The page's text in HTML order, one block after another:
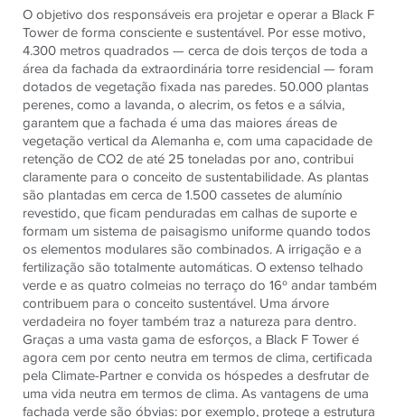
O objetivo dos responsáveis ​​​​era projetar e operar a Black F
Tower de forma consciente e sustentável. Por esse motivo,
4.300 metros quadrados — cerca de dois terços de toda a
área da fachada da extraordinária torre residencial — foram
dotados de vegetação fixada nas paredes. 50.000 plantas
perenes, como a lavanda, o alecrim, os fetos e a sálvia,
garantem que a fachada é uma das maiores áreas de
vegetação vertical da Alemanha e, com uma capacidade de
retenção de CO2 de até 25 toneladas por ano, contribui
claramente para o conceito de sustentabilidade. As plantas
são plantadas em cerca de 1.500 cassetes de alumínio
revestido, que ficam penduradas em calhas de suporte e
formam um sistema de paisagismo uniforme quando todos
os elementos modulares são combinados. A irrigação e a
fertilização são totalmente automáticas. O extenso telhado
verde e as quatro colmeias no terraço do 16º andar também
contribuem para o conceito sustentável. Uma árvore
verdadeira no foyer também traz a natureza para dentro.
Graças a uma vasta gama de esforços, a Black F Tower é
agora cem por cento neutra em termos de clima, certificada
pela Climate-Partner e convida os hóspedes a desfrutar de
uma vida neutra em termos de clima. As vantagens de uma
fachada verde são óbvias: por exemplo, protege a estrutura